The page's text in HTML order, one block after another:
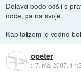
Delavci bodo odšli s
noče, pa na svoje.
Kapitalizem je vedno
opeter
::7. maj 2007,